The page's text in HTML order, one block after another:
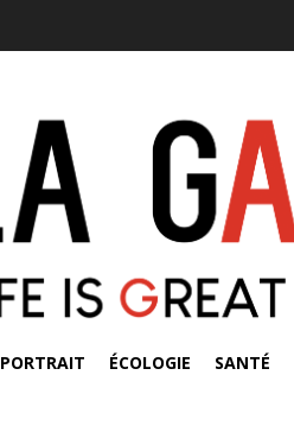
PORTRAIT ÉCOLOGIE SANTÉ